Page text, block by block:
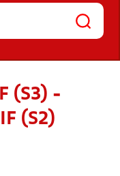
(S3) -
(S2)